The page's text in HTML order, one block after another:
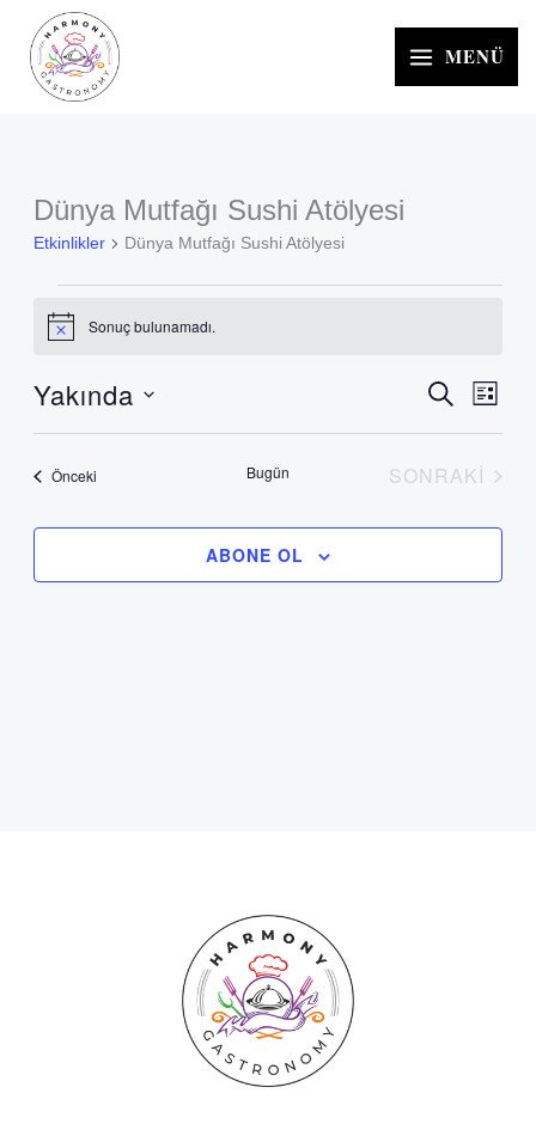
İçeriğe
MENÜ
Dünya Mutfağı Sushi Atölyesi
Etkinlikler Dünya Mutfağı Sushi Atölyesi
Etkinlikler
NoticeSonuç bulunamadı.
Etkinlikler
gezinme
ARA
LISTE
Yakında
Tarih
seç.
Önceki Bugün
SONRAKI
ABONE OL